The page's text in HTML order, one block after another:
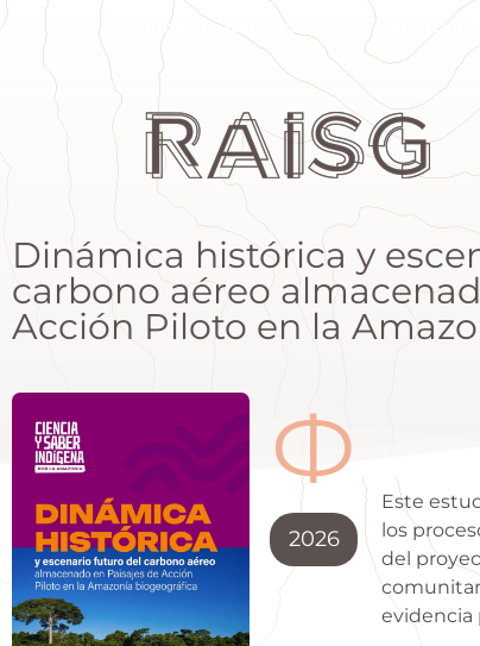
Amazon Network of Georeferenced
Dinámica histórica y
carbono aéreo
Acción Piloto en la
Ф
2026
Este
los
del
evidencia